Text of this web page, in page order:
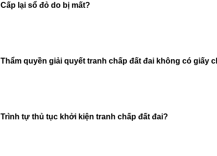
Cấp lại sổ đỏ do bị mất?
Thẩm quyền giải quyết tranh chấp đất đai không có giấy
Trình tự thủ tục khởi kiện tranh chấp đất đai?